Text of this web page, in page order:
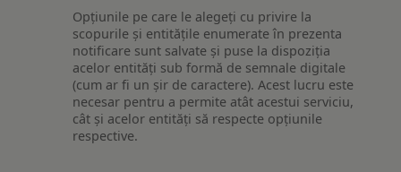
Opțiunile pe care le alegeți cu privire la
scopurile și entitățile enumerate în prezenta
notificare sunt salvate și puse la dispoziția
acelor entități sub formă de semnale digitale
(cum ar fi un șir de caractere). Acest lucru este
necesar pentru a permite atât acestui serviciu,
cât și acelor entități să respecte opțiunile
respective.